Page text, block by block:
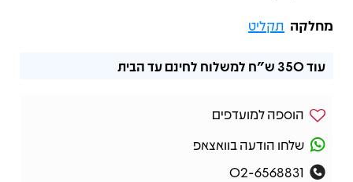
מחלקה תקליט
עוד350 ש"ח למשלוח לחינם עד הבית
הוספה למועדפים
שלחו הודעה בוואצאפ
02-6568831